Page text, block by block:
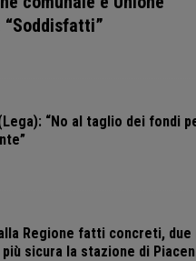
“No al taglio dei fondi
Regione fatti concreti,
sicura la stazione di